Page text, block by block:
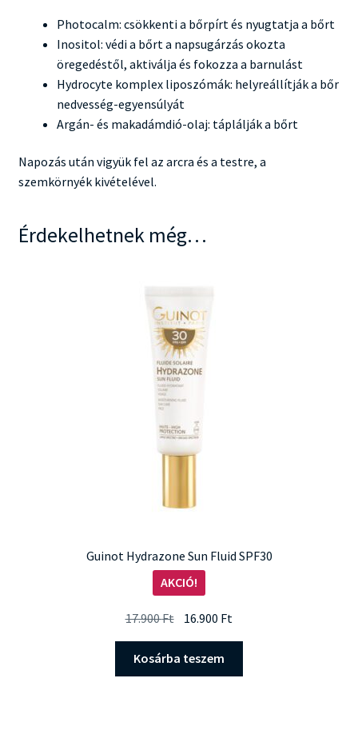
Photocalm: csökkenti a bőrpírt és nyugtatja a bőrt
Inositol: védi a bőrt a napsugárzás okozta
öregedéstől, aktiválja és fokozza a barnulást
Hydrocyte komplex liposzómák: helyreállítják a bőr
nedvesség-egyensúlyát
Argán- és makadámdió-olaj: táplálják a bőrt
Napozás után vigyük fel az arcra és a testre, a
szemkörnyék kivételével.
Érdekelhetnek még…
Guinot Hydrazone Sun Fluid SPF30
AKCIÓ!
17.900Ft Original
was:
17.900 Ft.
16.900 Ft
16.900 Ft.
Kosárba teszem